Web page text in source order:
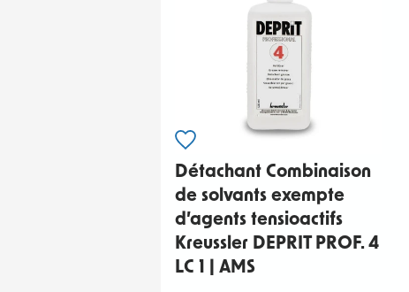
Détachant Combinaison
de solvants exempte
d’agents tensioactifs
Kreussler DEPRIT PROF. 4
LC 1 | AMS